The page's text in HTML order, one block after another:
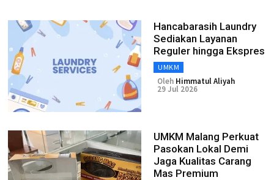
Hancabarasih Laundry
Sediakan Layanan
Reguler hingga Ekspres
UMKM
Oleh Himmatul Aliyah
29 Jul 2026
UMKM Malang Perkuat
Pasokan Lokal Demi
Jaga Kualitas Carang
Mas Premium